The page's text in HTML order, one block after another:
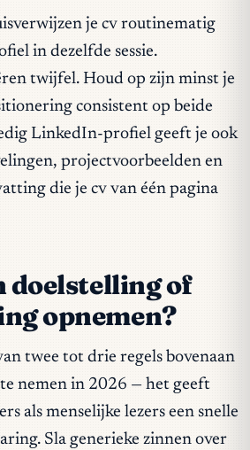
je cv routinematig
in dezelfde sessie.
twijfel. Houd op zijn minst je
consistent op beide
LinkedIn-profiel geeft je ook
projectvoorbeelden en
die je cv van één pagina
doelstelling of
opnemen?
twee tot drie regels bovenaan
nemen in 2026 — het geeft
als menselijke lezers een snelle
Sla generieke zinnen over